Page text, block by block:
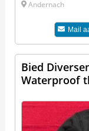
Andernach
Mail
Bied
Waterproof